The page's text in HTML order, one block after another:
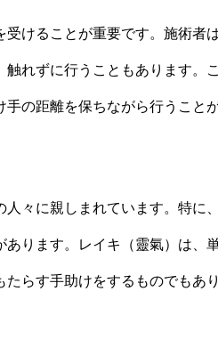
けることが重要です。施術者
れずに行うこともあります。
の距離を保ちながら行うこと
々に親しまれています。特に
ります。レイキ（靈氣）は、
らす手助けをするものでもあ